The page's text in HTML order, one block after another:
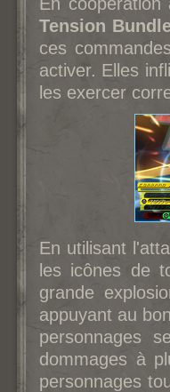
Tension
ces
activer. Elles
les exercer
En utilisant
les icônes de
grande
appuyant au
personnages
dommages à
personnages